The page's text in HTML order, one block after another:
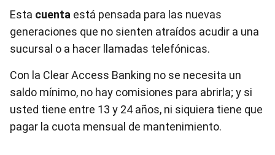
Esta cuenta está pensada para las nuevas
generaciones que no sienten atraídos acudir a una
sucursal o a hacer llamadas telefónicas.
Con la Clear Access Banking no se necesita un
saldo mínimo, no hay comisiones para abrirla; y si
usted tiene entre 13 y 24 años, ni siquiera tiene que
pagar la cuota mensual de mantenimiento.